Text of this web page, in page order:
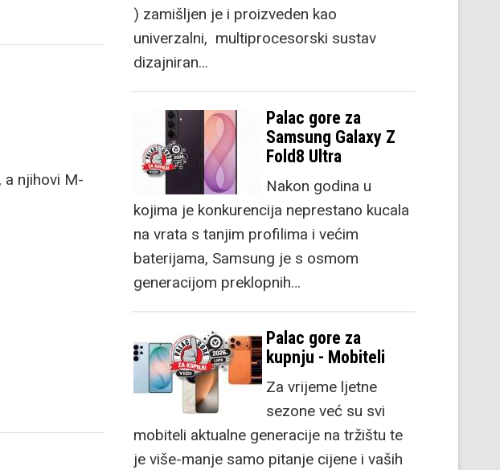
a njihovi M-
) zamišljen je i proizveden kao
univerzalni, multiprocesorski sustav
dizajniran…
Palac gore za
Samsung Galaxy Z
Fold8 Ultra
Nakon godina u
kojima je konkurencija neprestano kucala
na vrata s tanjim profilima i većim
baterijama, Samsung je s osmom
generacijom preklopnih…
Palac gore za
kupnju - Mobiteli
Za vrijeme ljetne
sezone već su svi
mobiteli aktualne generacije na tržištu te
je više-manje samo pitanje cijene i vaših